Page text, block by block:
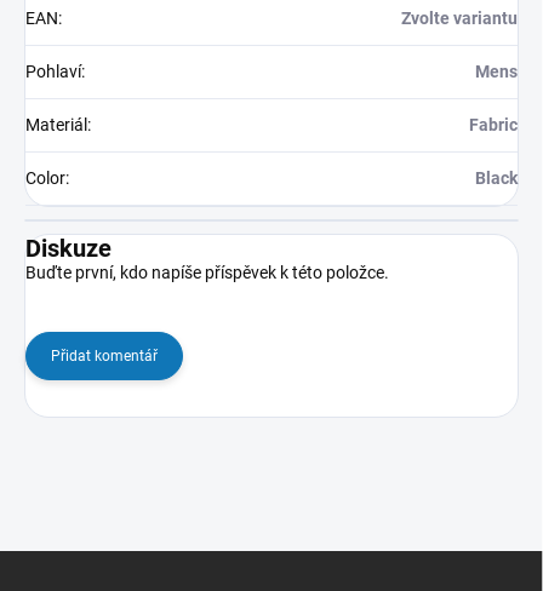
EAN: Zvolte variantu
Pohlaví: Mens
Materiál : Fabric
Color: Black
Diskuze
Buďte první, kdo napíše příspěvek k této položce.
Přidat komentář